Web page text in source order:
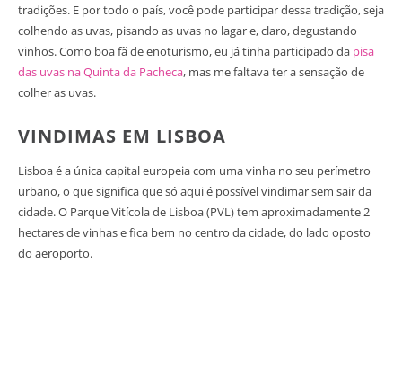
tradições. E por todo o país, você pode participar dessa tradição, seja
colhendo as uvas, pisando as uvas no lagar e, claro, degustando
vinhos. Como boa fã de enoturismo, eu já tinha participado da pisa
das uvas na Quinta da Pacheca, mas me faltava ter a sensação de
colher as uvas.
VINDIMAS EM LISBOA
Lisboa é a única capital europeia com uma vinha no seu perímetro
urbano, o que significa que só aqui é possível vindimar sem sair da
cidade. O Parque Vitícola de Lisboa (PVL) tem aproximadamente 2
hectares de vinhas e fica bem no centro da cidade, do lado oposto
do aeroporto.